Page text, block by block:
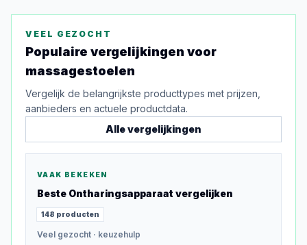
VEEL GEZOCHT
Populaire vergelijkingen voor
massagestoelen
Vergelijk de belangrijkste producttypes met prijzen,
aanbieders en actuele productdata.
Alle vergelijkingen
VAAK BEKEKEN
Beste Ontharingsapparaat vergelijken
148 producten
Veel gezocht · keuzehulp